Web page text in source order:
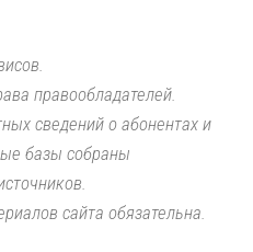
правообладателей.
сведений о абонентах и
базы собраны
сайта обязательна.